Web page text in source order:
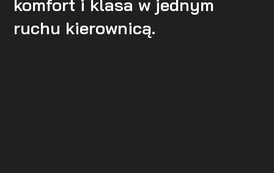
komfort i klasa w jednym
ruchu kierownicą.